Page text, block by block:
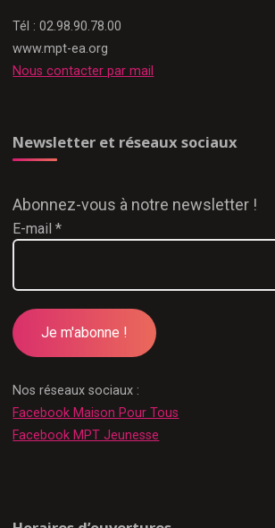
Tél : 02.98.90.78.00
www.mpt-ea.org
Nous contacter par mail
Newsletter et réseaux sociaux
Abonnez-vous à notre newsletter !
E-mail*
Nos réseaux sociaux :
Facebook Maison Pour Tous
Facebook MPT Jeunesse